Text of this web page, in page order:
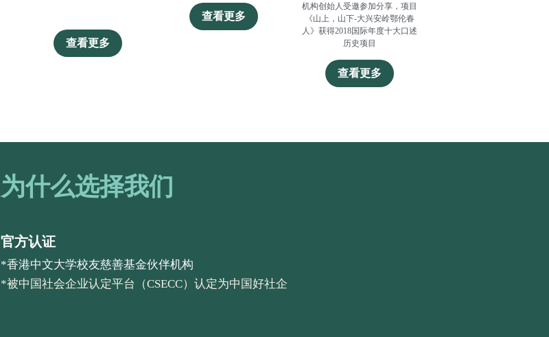
查看更多
查看更多
机构创始人受邀参加分享，项目
《山上，山下-大兴安岭鄂伦春
人》获得2018国际年度十大口述
历史项目
查看更多
为什么选择我们
官方认证
*香港中文大学校友慈善基金伙伴机构
*被中国社会企业认定平台（CSECC）认定为中国好社企